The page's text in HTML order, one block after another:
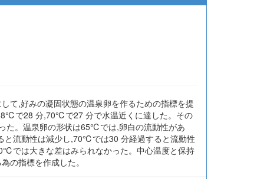
て,好みの凝固状態の温泉卵を作るための指標を提
で28 分,70℃で27 分で水温近くに達した。その
た。温泉卵の形状は65℃では,卵白の流動性があ
と流動性は減少し,70℃では30 分経過すると流動性
では大きな差はみられなかった。中心温度と保持
の指標を作成した。